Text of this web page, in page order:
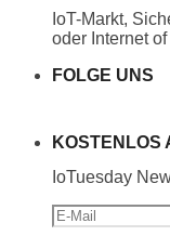
IoT-Markt,
oder Internet
FOLGE UNS
KOSTENLOS
IoTuesday